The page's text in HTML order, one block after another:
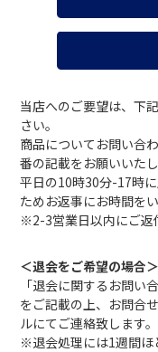
当店へのご要望は、下
さい。
商品についてお問い合
番の記載をお願いいたし
平日の10時30分-17時
ためお返事にお時間を
※2-3営業日以内にご返
＜退会をご希望の場合＞
「退会に関するお問い
をご記載の上、お問合
ルにてご連絡致します。
※退会処理には1週間ほ